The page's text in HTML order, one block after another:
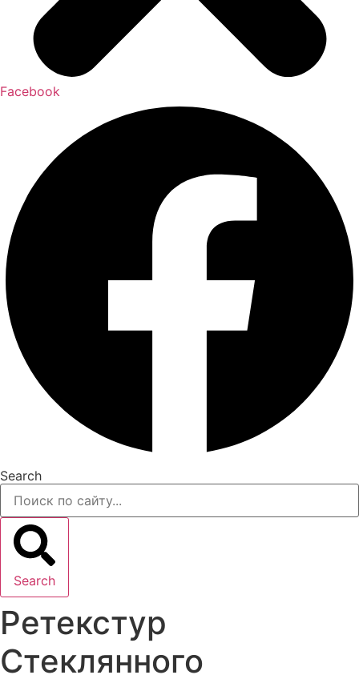
Facebook
Search
Search
Ретекстур
Стеклянного